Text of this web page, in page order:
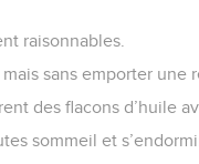
raisonnables.
sans emporter une
des flacons d’huile
sommeil et